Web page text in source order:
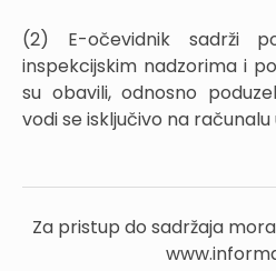
(2) E-očevidnik sadrži
inspekcijskim nadzorima i
su obavili, odnosno
vodi se isključivo na
Za pristup do sadržaja